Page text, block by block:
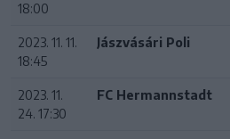
18:00
2023. 11. 11.
18:45
Jászvásári Poli
2023. 11.
24. 17:30
FC Hermannstadt